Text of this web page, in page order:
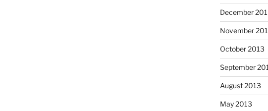
December
November
October 2013
September
August 2013
May 2013